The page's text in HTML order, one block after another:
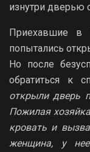
изнутри дверью
Приехавшие в
попытались
Но после
обратиться к
открыли дверь
Пожилая
кровать и
женщина, у